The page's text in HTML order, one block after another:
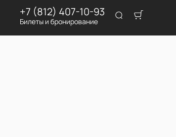
+7 (812) 407-10-93
Билеты и бронирование